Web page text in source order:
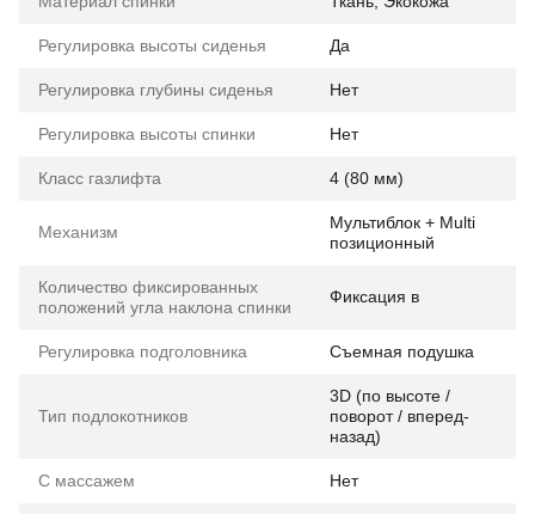
Регулировка высоты сиденья Да
Регулировка глубины сиденья Нет
Регулировка высоты спинки Нет
Класс газлифта 4 (80 мм)
Механизм
Мультиблок + Multi
позиционный
Количество фиксированных
положений угла наклона спинки
Фиксация в
Регулировка подголовника Съемная подушка
Тип подлокотников
3D (по высоте /
поворот / вперед-
назад)
С массажем Нет